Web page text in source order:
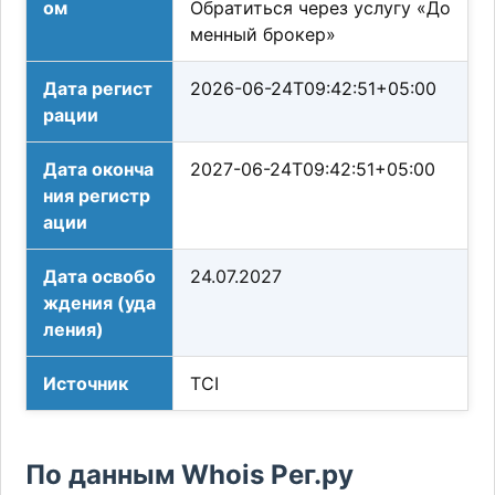
ом
Обратиться через услугу «До
менный брокер»
Дата регист
рации
2026-06-24T09:42:51+05:00
Дата оконча
ния регистр
ации
2027-06-24T09:42:51+05:00
Дата освобо
ждения (уда
ления)
24.07.2027
Источник TCI
По данным Whois Рег.ру